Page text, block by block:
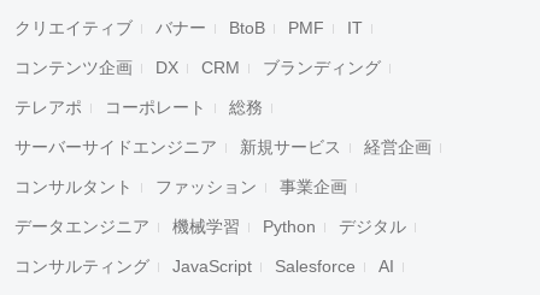
クリエイティブ バナー BtoB PMF IT
コンテンツ企画 DX CRM ブランディング
テレアポ コーポレート 総務
サーバーサイドエンジニア 新規サービス 経営企画
コンサルタント ファッション 事業企画
データエンジニア 機械学習 Python デジタル
コンサルティング JavaScript Salesforce AI